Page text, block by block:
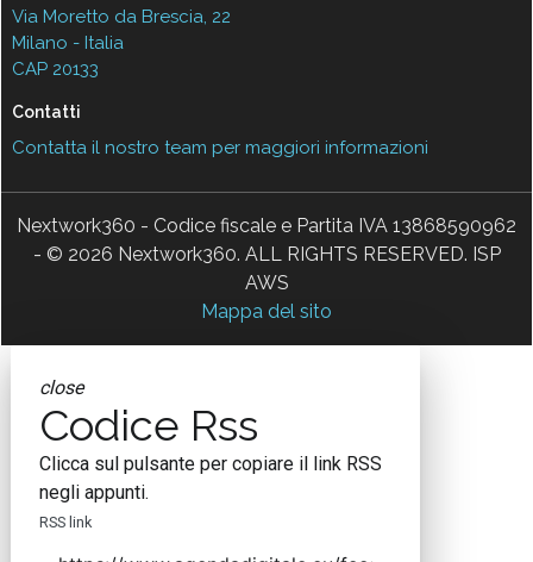
Via Moretto da Brescia, 22
Milano - Italia
CAP 20133
Contatti
Contatta il nostro team per maggiori informazioni
Nextwork360 - Codice fiscale e Partita IVA 13868590962
- © 2026 Nextwork360. ALL RIGHTS RESERVED. ISP
AWS
Mappa del sito
close
Codice Rss
Clicca sul pulsante per copiare il link RSS
negli appunti.
RSS link